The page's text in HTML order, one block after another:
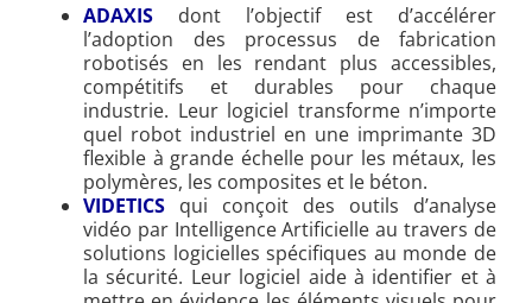
ADAXIS
dont l’objectif est d’accélérer
l’adoption des processus de fabrication
robotisés en les rendant plus accessibles,
compétitifs et durables pour chaque
industrie. Leur logiciel transforme n’importe
quel robot industriel en une imprimante 3D
flexible à grande échelle pour les métaux, les
polymères, les composites et le béton.
VIDETICS qui conçoit des outils d’analyse
vidéo par Intelligence Artificielle au travers de
solutions logicielles spécifiques au monde de
la sécurité. Leur logiciel aide à identifier et à